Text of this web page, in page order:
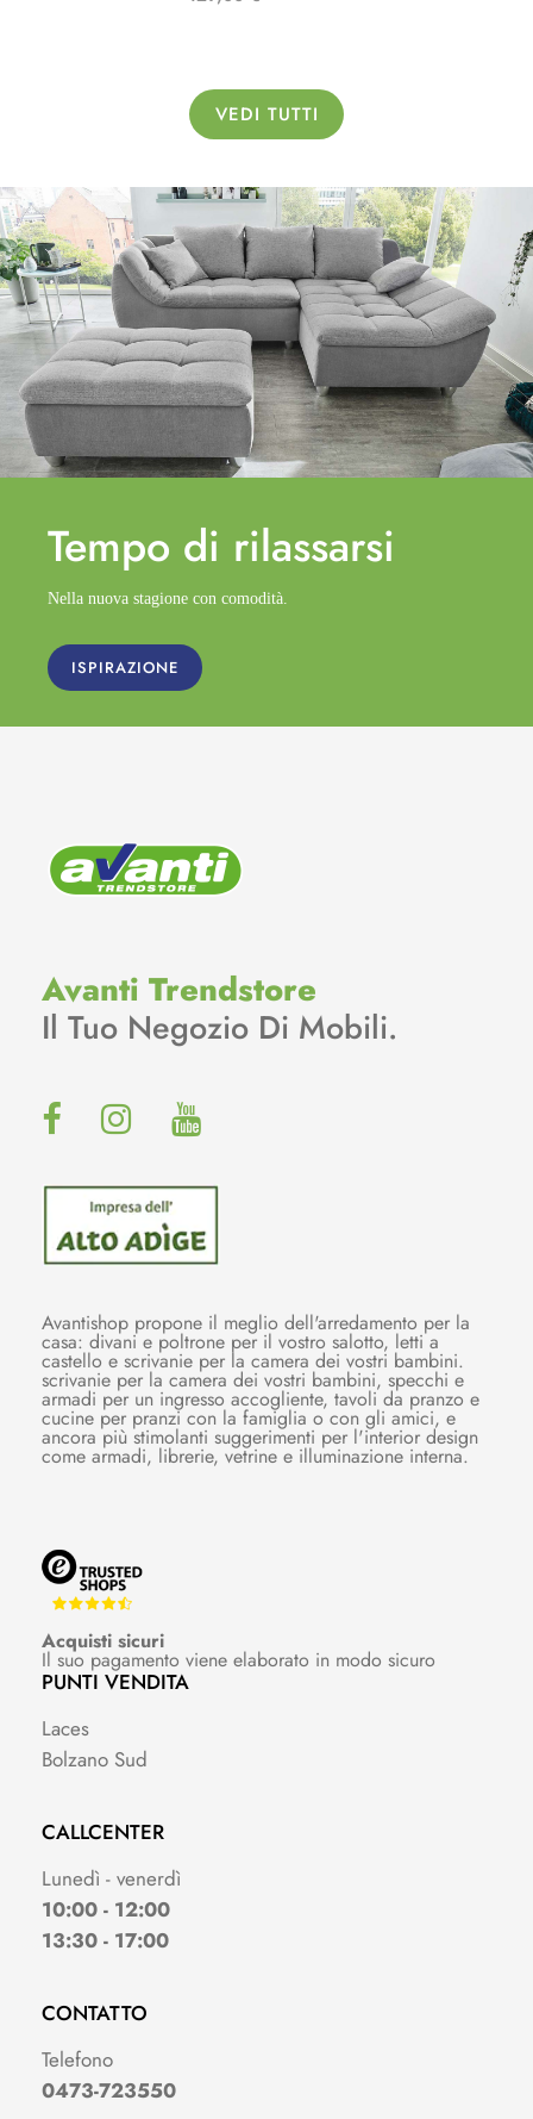
VEDI TUTTI
Tempo di rilassarsi
Nella nuova stagione con comodità.
ISPIRAZIONE
Avanti Trendstore
Il Tuo Negozio Di Mobili.
Avantishop propone il meglio dell'arredamento per la
casa: divani e poltrone per il vostro salotto, letti a
castello e scrivanie per la camera dei vostri bambini.
scrivanie per la camera dei vostri bambini, specchi e
armadi per un ingresso accogliente, tavoli da pranzo e
cucine per pranzi con la famiglia o con gli amici, e
ancora più stimolanti suggerimenti per l'interior design
come armadi, librerie, vetrine e illuminazione interna.
Acquisti sicuri
Il suo pagamento viene elaborato in modo sicuro
PUNTI VENDITA
Laces
Bolzano Sud
CALLCENTER
Lunedì - venerdì
10:00 - 12:00
13:30 - 17:00
CONTATTO
Telefono
0473-723550